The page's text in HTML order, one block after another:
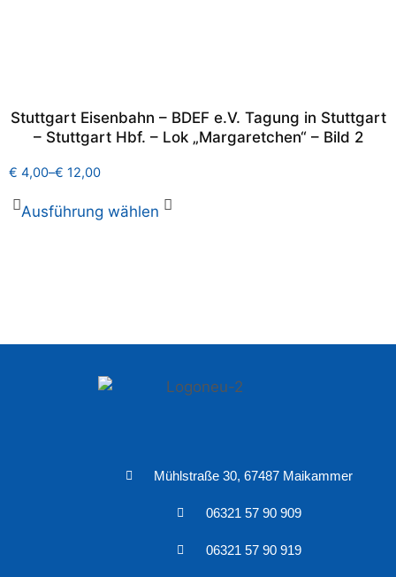
Stuttgart Eisenbahn – BDEF e.V. Tagung in Stuttgart
– Stuttgart Hbf. – Lok „Margaretchen“ – Bild 2
€ 4,00–€ 12,00
Ausführung wählen
Mühlstraße 30, 67487 Maikammer
06321 57 90 909
06321 57 90 919